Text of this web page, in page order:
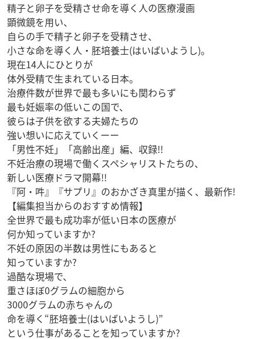
精子と卵子を受精させ命を導く人の医療漫画
顕微鏡を用い、
自らの手で精子と卵子を受精させ、
小さな命を導く人・胚培養士(はいばいようし)。
現在14人にひとりが
体外受精で生まれている日本。
治療件数が世界で最も多いにも関わらず
最も妊娠率の低いこの国で、
彼らは子供を欲する夫婦たちの
強い想いに応えていくーー
「男性不妊」「高齢出産」編、収録!!
不妊治療の現場で働くスペシャリストたちの、
新しい医療ドラマ開幕!!
『阿・吽』『サプリ』のおかざき真里が描く、最新作!
【編集担当からのおすすめ情報】
全世界で最も成功率が低い日本の医療が
何か知っていますか?
不妊の原因の半数は男性にもあると
知っていますか?
過酷な現場で、
重さほぼ0グラムの細胞から
3000グラムの赤ちゃんの
命を導く“胚培養士(はいばいようし)”
という仕事があることを知っていますか?